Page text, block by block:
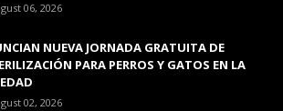
06, 2026
NUEVA JORNADA GRATUITA DE
PARA PERROS Y GATOS EN LA
02, 2026